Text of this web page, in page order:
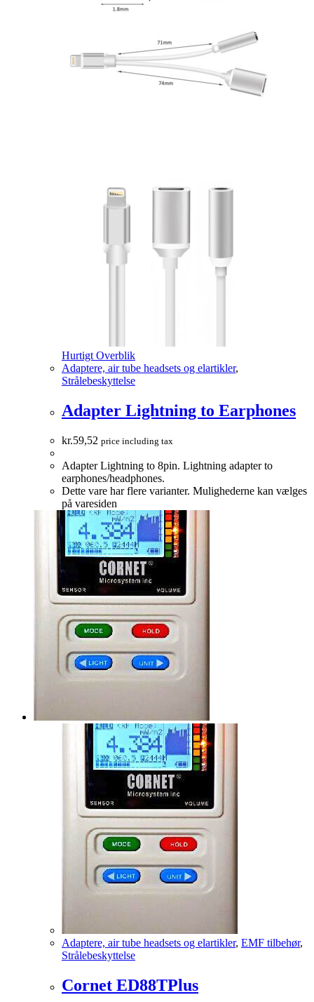
Hurtigt Overblik
Adaptere, air tube headsets og elartikler,
Strålebeskyttelse
Adapter Lightning to Earphones
kr.59,52 price including tax
Adapter Lightning to 8pin. Lightning adapter to
earphones/headphones.
Dette vare har flere varianter. Mulighederne kan vælges
på varesiden
Adaptere, air tube headsets og elartikler, EMF tilbehør,
Strålebeskyttelse
Cornet ED88TPlus